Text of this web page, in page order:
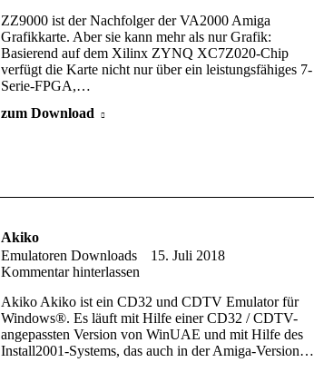
ZZ9000 ist der Nachfolger der VA2000 Amiga
Grafikkarte. Aber sie kann mehr als nur Grafik:
Basierend auf dem Xilinx ZYNQ XC7Z020-Chip
verfügt die Karte nicht nur über ein leistungsfähiges 7-
Serie-FPGA,…
zum Download
Akiko
Emulatoren Downloads
15. Juli 2018
Kommentar hinterlassen
Akiko Akiko ist ein CD32 und CDTV Emulator für
Windows®. Es läuft mit Hilfe einer CD32 / CDTV-
angepassten Version von WinUAE und mit Hilfe des
Install2001-Systems, das auch in der Amiga-Version…